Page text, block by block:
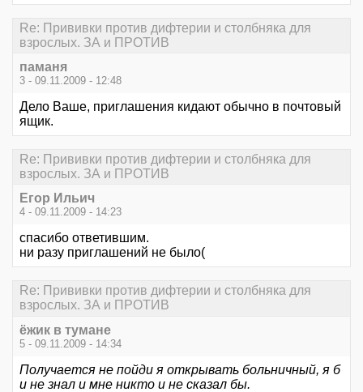
Re: Прививки против дифтерии и столбняка для
взрослых. ЗА и ПРОТИВ
паманя
3 - 09.11.2009 - 12:48
Дело Ваше, приглашения кидают обычно в почтовый
ящик.
Re: Прививки против дифтерии и столбняка для
взрослых. ЗА и ПРОТИВ
Егор Ильич
4 - 09.11.2009 - 14:23
спасибо ответившим.
ни разу приглашений не было(
Re: Прививки против дифтерии и столбняка для
взрослых. ЗА и ПРОТИВ
ёжик в тумане
5 - 09.11.2009 - 14:34
Получается не пойди я открывать больничный, я б
и не знал и мне никто и не сказал бы.